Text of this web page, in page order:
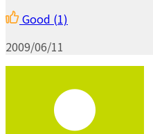
Good (1)
2009/06/11